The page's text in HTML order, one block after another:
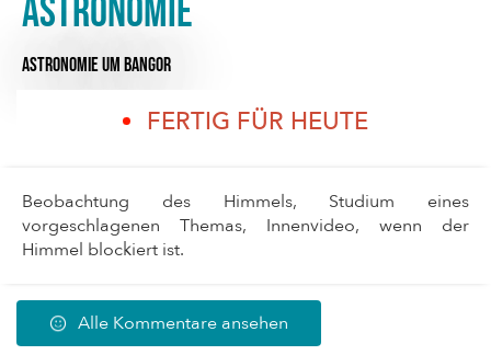
Astronomie
ASTRONOMIEUM BANGOR
FERTIG FÜR HEUTE
Beobachtung des Himmels, Studium eines
vorgeschlagenen Themas, Innenvideo, wenn der
Himmel blockiert ist.
Alle Kommentare ansehen